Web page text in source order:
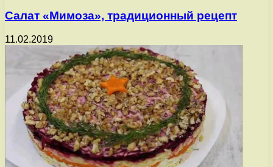
Салат «Мимоза», традиционный рецепт
11.02.2019